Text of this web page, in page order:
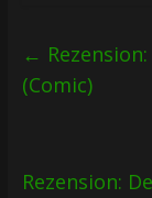
←
(Comic)
Rezension: